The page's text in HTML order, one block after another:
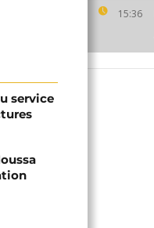
15:36
service